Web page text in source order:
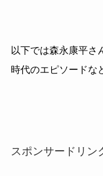
以下では森永康平さ
時代のエピソードな
スポンサードリン